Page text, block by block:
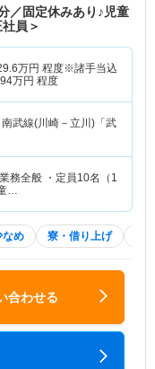
／固定休みあり♪児童
員＞
万円 程度※諸手当込
万円 程度
南武線(川崎－立川)「武
務全般 ・定員10名（1
…
なめ 寮・借り上げ
合わせる